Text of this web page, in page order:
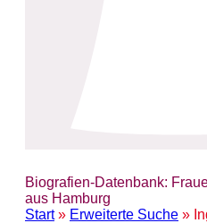
Biografien-Datenbank:
aus Hamburg
Start» Erweiterte Suche »